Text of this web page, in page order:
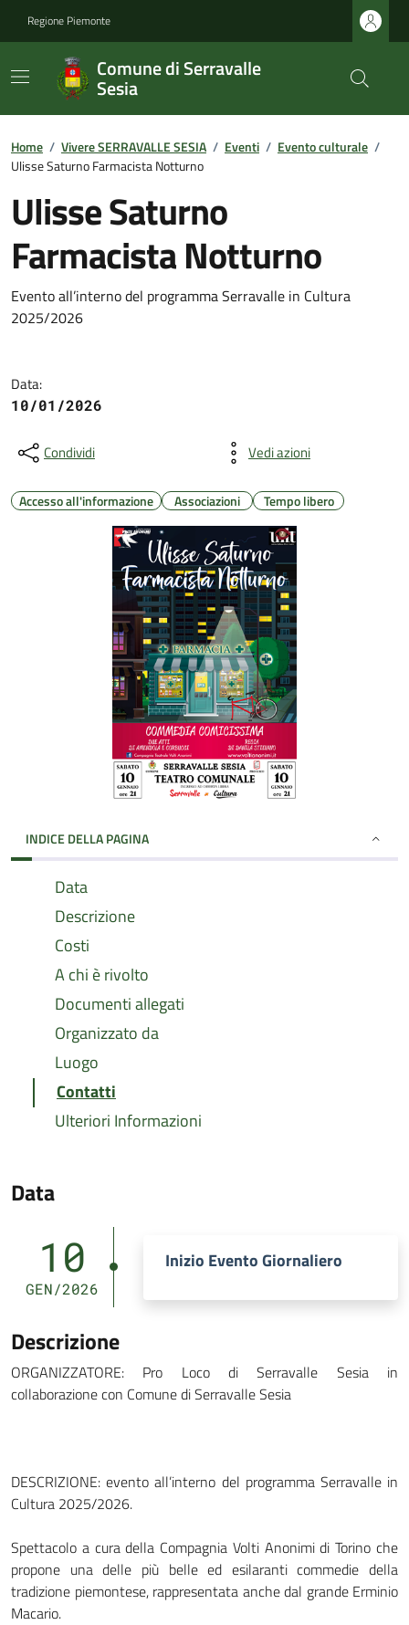
Regione Piemonte
Comune di Serravalle
Sesia
Home / Vivere SERRAVALLE SESIA / Eventi / Evento culturale /
Ulisse Saturno Farmacista Notturno
Ulisse Saturno
Farmacista Notturno
Evento all’interno del programma Serravalle in Cultura
2025/2026
Data:
10/01/2026
Condividi Vedi azioni
Accesso all'informazione Associazioni Tempo libero
INDICE DELLA PAGINA
Data
Descrizione
Costi
A chi è rivolto
Documenti allegati
Organizzato da
Luogo
Contatti
Ulteriori Informazioni
Data
10
GEN/2026
Inizio Evento Giornaliero
Descrizione
ORGANIZZATORE: Pro Loco di Serravalle Sesia in
collaborazione con Comune di Serravalle Sesia
DESCRIZIONE: evento all’interno del programma Serravalle in
Cultura 2025/2026.
Spettacolo a cura della Compagnia Volti Anonimi di Torino che
propone una delle più belle ed esilaranti commedie della
tradizione piemontese, rappresentata anche dal grande Erminio
Macario.